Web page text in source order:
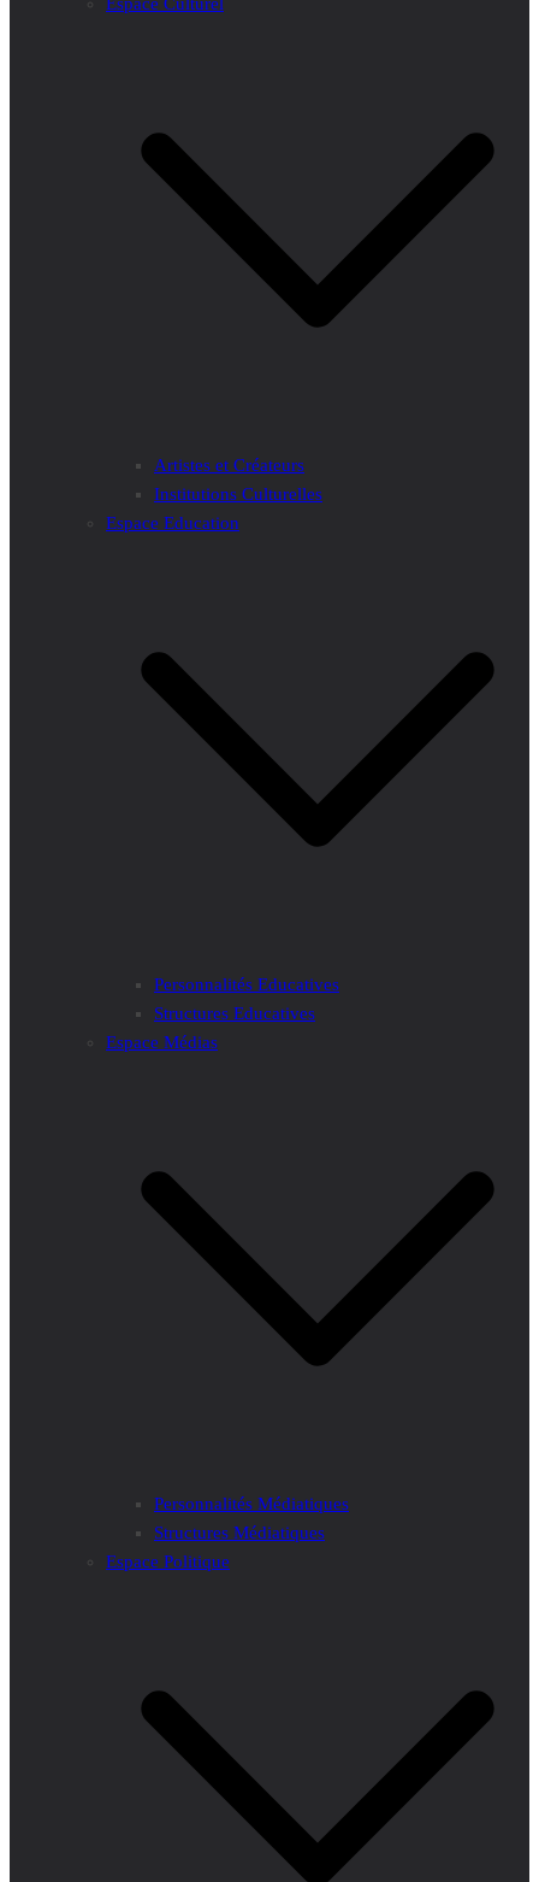
Artistes et Créateurs
Institutions Culturelles
Espace Education
Personnalités Educatives
Structures Educatives
Espace Médias
Personnalités Médiatiques
Structures Médiatiques
Espace Politique